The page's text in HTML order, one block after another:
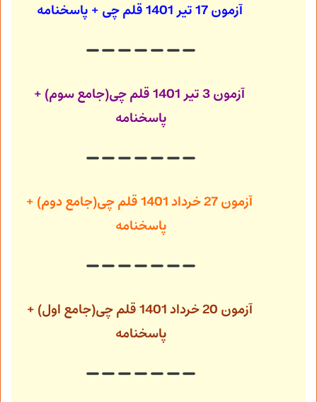
آزمون 17 تیر 1401 قلم چی + پاسخنامه
آزمون 3 تیر 1401
قلم چی(جامع سوم) +
پاسخنامه
آزمون 27 خرداد 1401
قلم چی(جامع دوم) +
پاسخنامه
آزمون 20 خرداد 1401
قلم چی(جامع اول) +
پاسخنامه